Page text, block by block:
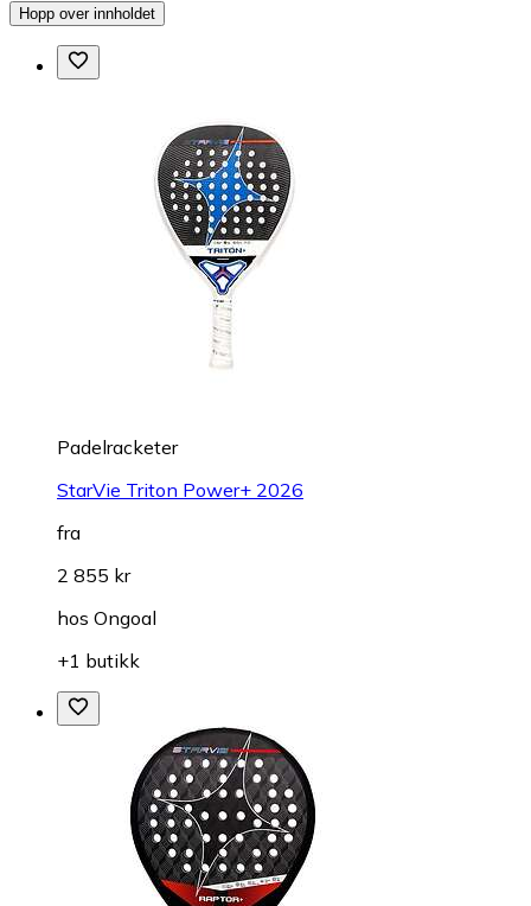
Hopp over innholdet
Padelracketer
StarVie Triton Power+ 2026
fra
2 855 kr
hos Ongoal
+1 butikk